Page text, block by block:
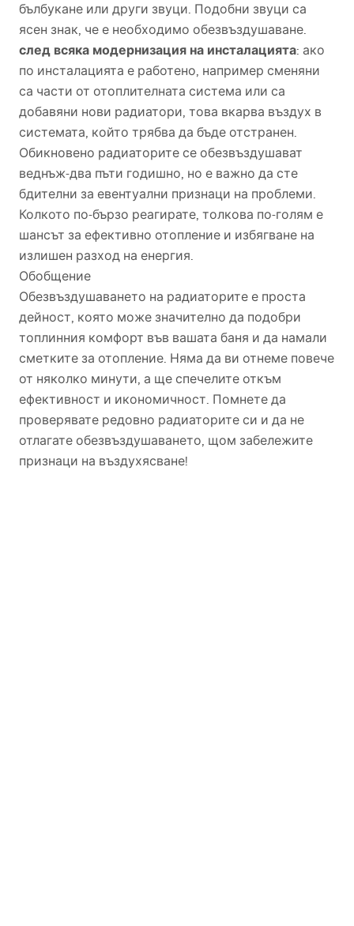
бълбукане или други звуци. Подобни звуци са
ясен знак, че е необходимо обезвъздушаване.
след всяка модернизация на инсталацията: ако
по инсталацията е работено, например сменяни
са части от отоплителната система или са
добавяни нови радиатори, това вкарва въздух в
системата, който трябва да бъде отстранен.
Обикновено радиаторите се обезвъздушават
веднъж-два пъти годишно, но е важно да сте
бдителни за евентуални признаци на проблеми.
Колкото по-бързо реагирате, толкова по-голям е
шансът за ефективно отопление и избягване на
излишен разход на енергия.
Обобщение
Обезвъздушаването на радиаторите е проста
дейност, която може значително да подобри
топлинния комфорт във вашата баня и да намали
сметките за отопление. Няма да ви отнеме повече
от няколко минути, а ще спечелите откъм
ефективност и икономичност. Помнете да
проверявате редовно радиаторите си и да не
отлагате обезвъздушаването, щом забележите
признаци на въздухясване!